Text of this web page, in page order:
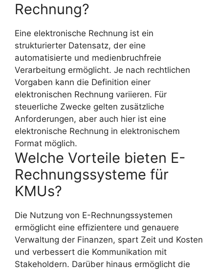
Rechnung?
Eine elektronische Rechnung ist ein
strukturierter Datensatz, der eine
automatisierte und medienbruchfreie
Verarbeitung ermöglicht. Je nach rechtlichen
Vorgaben kann die Definition einer
elektronischen Rechnung variieren. Für
steuerliche Zwecke gelten zusätzliche
Anforderungen, aber auch hier ist eine
elektronische Rechnung in elektronischem
Format möglich.
Welche Vorteile bieten E-
Rechnungssysteme für
KMUs?
Die Nutzung von E-Rechnungssystemen
ermöglicht eine effizientere und genauere
Verwaltung der Finanzen, spart Zeit und Kosten
und verbessert die Kommunikation mit
Stakeholdern. Darüber hinaus ermöglicht die